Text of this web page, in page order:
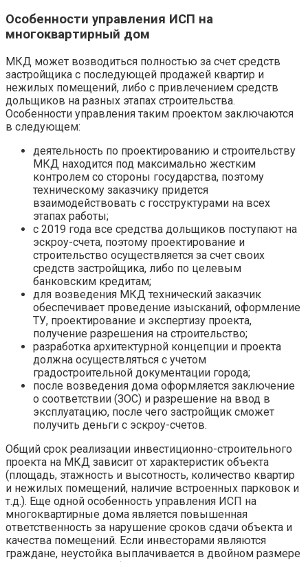
Особенности управления ИСП на
многоквартирный дом
МКД может возводиться полностью за счет средств
застройщика с последующей продажей квартир и
нежилых помещений, либо с привлечением средств
дольщиков на разных этапах строительства.
Особенности управления таким проектом заключаются
в следующем:
деятельность по проектированию и строительству
МКД находится под максимально жестким
контролем со стороны государства, поэтому
техническому заказчику придется
взаимодействовать с госструктурами на всех
этапах работы;
с 2019 года все средства дольщиков поступают на
эскроу-счета, поэтому проектирование и
строительство осуществляется за счет своих
средств застройщика, либо по целевым
банковским кредитам;
для возведения МКД технический заказчик
обеспечивает проведение изысканий, оформление
ТУ, проектирование и экспертизу проекта,
получение разрешения на строительство;
разработка архитектурной концепции и проекта
должна осуществляться с учетом
градостроительной документации города;
после возведения дома оформляется заключение
о соответствии (ЗОС) и разрешение на ввод в
эксплуатацию, после чего застройщик сможет
получить деньги с эскроу-счетов.
Общий срок реализации инвестиционно-строительного
проекта на МКД зависит от характеристик объекта
(площадь, этажность и высотность, количество квартир
и нежилых помещений, наличие встроенных парковок и
т.д.). Еще одной особенность управления ИСП на
многоквартирные дома является повышенная
ответственность за нарушение сроков сдачи объекта и
качества помещений. Если инвесторами являются
граждане, неустойка выплачивается в двойном размере